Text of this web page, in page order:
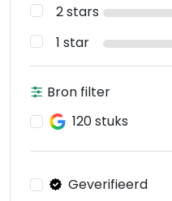
2 stars
1 star
Bron filter
120 stuks
Geverifieerd